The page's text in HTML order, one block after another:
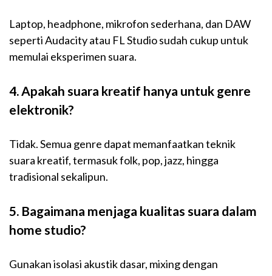
Laptop, headphone, mikrofon sederhana, dan DAW
seperti Audacity atau FL Studio sudah cukup untuk
memulai eksperimen suara.
4. Apakah suara kreatif hanya untuk genre
elektronik?
Tidak. Semua genre dapat memanfaatkan teknik
suara kreatif, termasuk folk, pop, jazz, hingga
tradisional sekalipun.
5. Bagaimana menjaga kualitas suara dalam
home studio?
Gunakan isolasi akustik dasar, mixing dengan